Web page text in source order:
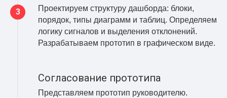
Проектируем структуру дашборда: блоки,
порядок, типы диаграмм и таблиц. Определяем
логику сигналов и выделения отклонений.
Разрабатываем прототип в графическом виде.
Согласование прототипа
Представляем прототип руководителю.